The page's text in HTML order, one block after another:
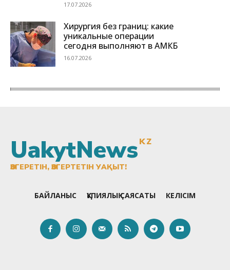
UakytNewsKZ
ӨЗГЕРЕТІН, ӨЗГЕРТЕТІН УАҚЫТ!
БАЙЛАНЫС ҚҰПИЯЛЫҚ САЯСАТЫ КЕЛІСІМ